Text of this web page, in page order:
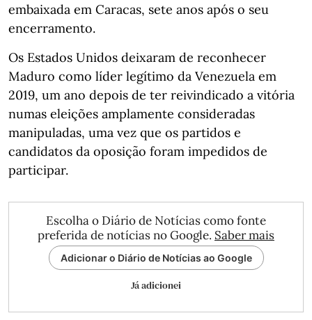
embaixada em Caracas, sete anos após o seu
encerramento.
Os Estados Unidos deixaram de reconhecer
Maduro como líder legítimo da Venezuela em
2019, um ano depois de ter reivindicado a vitória
numas eleições amplamente consideradas
manipuladas, uma vez que os partidos e
candidatos da oposição foram impedidos de
participar.
Escolha o Diário de Notícias como fonte
preferida de notícias no Google. Saber mais
Adicionar o Diário de Notícias ao Google
Já adicionei